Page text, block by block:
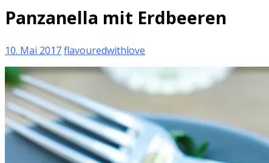
Panzanella mit Erdbeeren
10. Mai 2017flavouredwithlove